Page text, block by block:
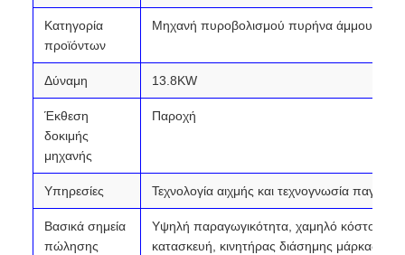
Κατηγορία
προϊόντων
Μηχανή πυροβολισμού πυρήνα άμμου
Δύναμη 13.8KW
Έκθεση
δοκιμής
μηχανής
Παροχή
Υπηρεσίες Τεχνολογία αιχμής και τεχνογνωσία
Βασικά σημεία
πώλησης
Υψηλή παραγωγικότητα, χαμηλό κόστος
κατασκευή, κινητήρας διάσημης μάρκας,